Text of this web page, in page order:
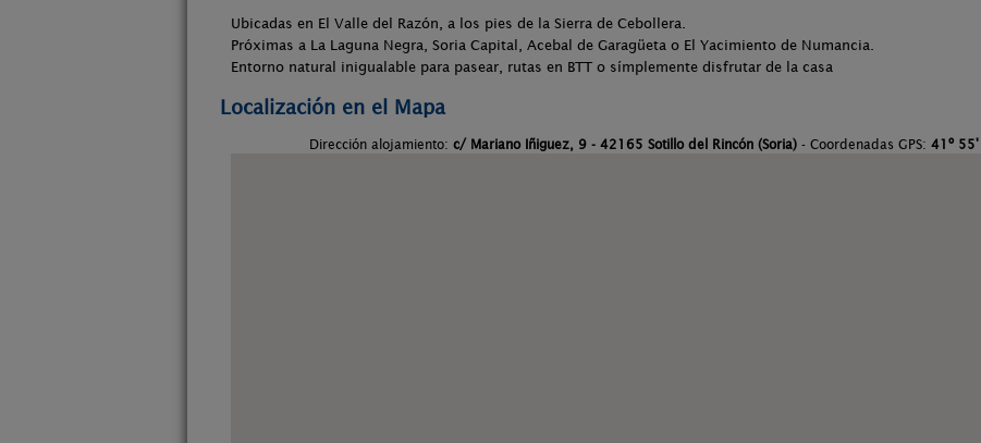
Ubicadas en El Valle del Razón, a los pies de la Sierra de Cebollera.
Próximas a La Laguna Negra, Soria Capital, Acebal de Garagüeta o El Yacimiento de Numancia.
Entorno natural inigualable para pasear, rutas en BTT o símplemente disfrutar de la casa
Localización en el Mapa
Dirección alojamiento: c/ Mariano Iñiguez, 9 - 42165 Sotillo del Rincón (Soria) - Coordenadas GPS: 41º